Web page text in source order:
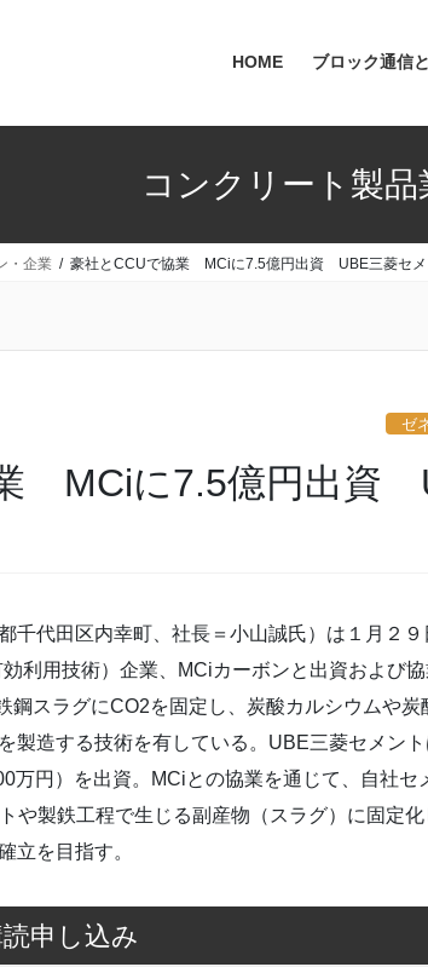
HOME ブロック通信
コンクリート製品
・企業 豪社とCCUで協業 MCiに7.5億円出資 UBE三菱セ
ゼ
MCiに7.5億円出資
千代田区内幸町、社長＝小山誠氏）は１月２９
利用技術）企業、MCiカーボンと出資および
鋼スラグにCO2を固定し、炭酸カルシウムや炭
製造する技術を有している。UBE三菱セメン
万円）を出資。MCiとの協業を通じて、自社セ
や製鉄工程で生じる副産物（スラグ）に固定
立を目指す。
申し込み